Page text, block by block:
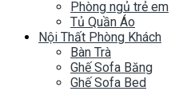
Phòng ngủ trẻ em
Tủ Quần Áo
Nội Thất Phòng Khách
Bàn Trà
Ghế Sofa Băng
Ghế Sofa Bed